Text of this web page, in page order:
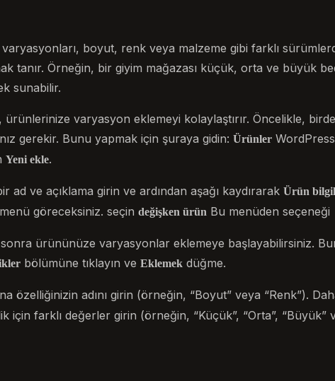
boyut, renk veya malzeme gibi farklı
tanır. Örneğin, bir giyim mağazası küçük, orta ve büyük
sunabilir.
ürünlerinize varyasyon eklemeyi kolaylaştırır. Öncelikle,
gerekir. Bunu yapmak için şuraya gidin: Ürünler
Yeni ekle.
ad ve açıklama girin ve ardından aşağı kaydırarak Ürün
göreceksiniz. seçin değişken ürün Bu menüden seçeneği
ürününüze varyasyonlar eklemeye başlayabilirsiniz.
bölümüne tıklayın ve Eklemek düğme.
özelliğinizin adını girin (örneğin, “Boyut” veya “Renk”).
için farklı değerler girin (örneğin, “Küçük”, “Orta”, “Büyük”